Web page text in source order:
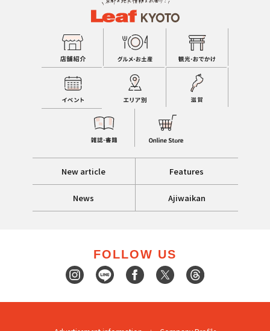
New article Features
News Ajiwaikan
FOLLOW US